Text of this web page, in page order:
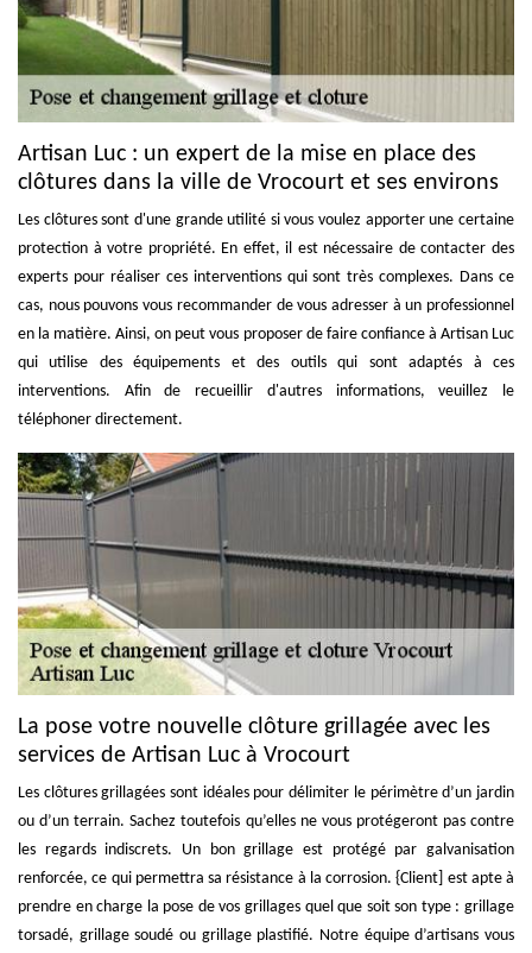
Artisan Luc : un expert de la mise en place des
clôtures dans la ville de Vrocourt et ses environs
Les clôtures sont d'une grande utilité si vous voulez apporter une certaine
protection à votre propriété. En effet, il est nécessaire de contacter des
experts pour réaliser ces interventions qui sont très complexes. Dans ce
cas, nous pouvons vous recommander de vous adresser à un professionnel
en la matière. Ainsi, on peut vous proposer de faire confiance à Artisan Luc
qui utilise des équipements et des outils qui sont adaptés à ces
interventions. Afin de recueillir d'autres informations, veuillez le
téléphoner directement.
La pose votre nouvelle clôture grillagée avec les
services de Artisan Luc à Vrocourt
Les clôtures grillagées sont idéales pour délimiter le périmètre d’un jardin
ou d’un terrain. Sachez toutefois qu’elles ne vous protégeront pas contre
les regards indiscrets. Un bon grillage est protégé par galvanisation
renforcée, ce qui permettra sa résistance à la corrosion. {Client] est apte à
prendre en charge la pose de vos grillages quel que soit son type : grillage
torsadé, grillage soudé ou grillage plastifié. Notre équipe d’artisans vous